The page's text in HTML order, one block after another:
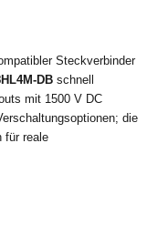
Steckverbinder
DB schnell
mit 1500 V DC
die
für reale